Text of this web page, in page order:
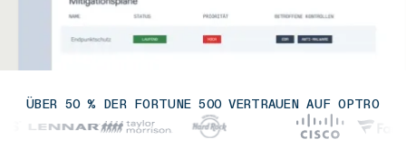
ÜBER 50 % DER FORTUNE 500 VERTRAUEN AUF OPTRO